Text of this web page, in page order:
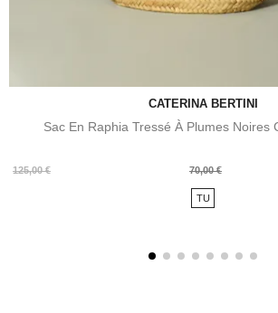
CATERINA BERTINI
Sac En Raphia Tressé À Plumes Noires
125,00 €
Prix
70,00 €
Prix
TU